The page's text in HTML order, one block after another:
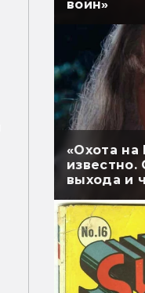
войн»
«Охота на
выхода и